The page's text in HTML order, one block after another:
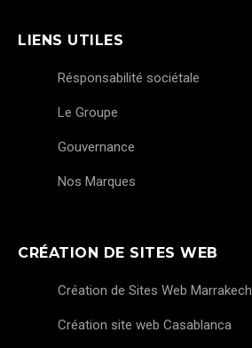
LIENS UTILES
Résponsabilité sociétale
Le Groupe
Gouvernance
Nos Marques
CRÉATION DE SITES WEB
Création de Sites Web Marrakech
Création site web Casablanca